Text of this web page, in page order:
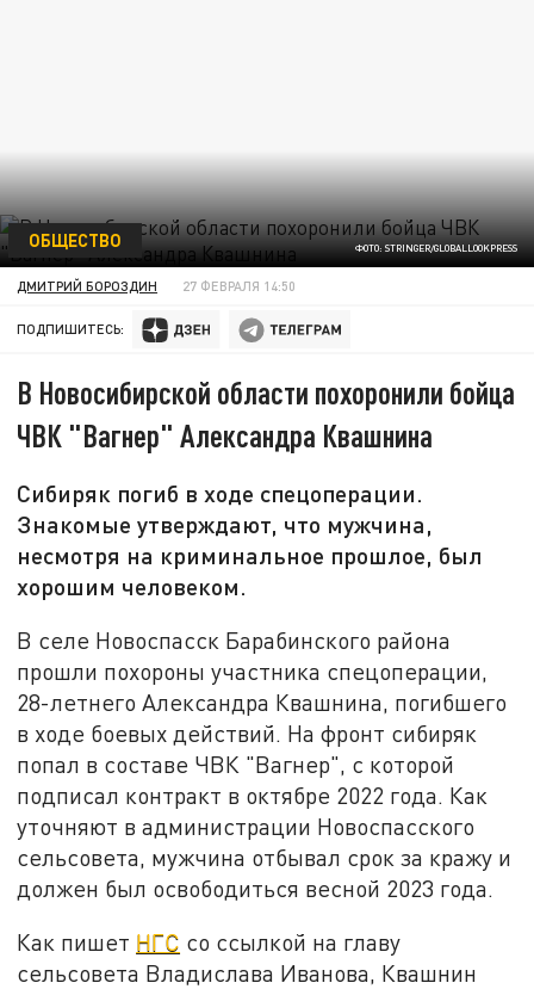
ФОТО: STRINGER/GLOBALLOOKPRESS
ОБЩЕСТВО
ДМИТРИЙ БОРОЗДИН 27 ФЕВРАЛЯ 14:50
ПОДПИШИТЕСЬ:
В Новосибирской области похоронили бойца
ЧВК "Вагнер" Александра Квашнина
Сибиряк погиб в ходе спецоперации.
Знакомые утверждают, что мужчина,
несмотря на криминальное прошлое, был
хорошим человеком.
В селе Новоспасск Барабинского района
прошли похороны участника спецоперации,
28-летнего Александра Квашнина, погибшего
в ходе боевых действий. На фронт сибиряк
попал в составе ЧВК "Вагнер", с которой
подписал контракт в октябре 2022 года. Как
уточняют в администрации Новоспасского
сельсовета, мужчина отбывал срок за кражу и
должен был освободиться весной 2023 года.
Как пишет НГС со ссылкой на главу
сельсовета Владислава Иванова, Квашнин